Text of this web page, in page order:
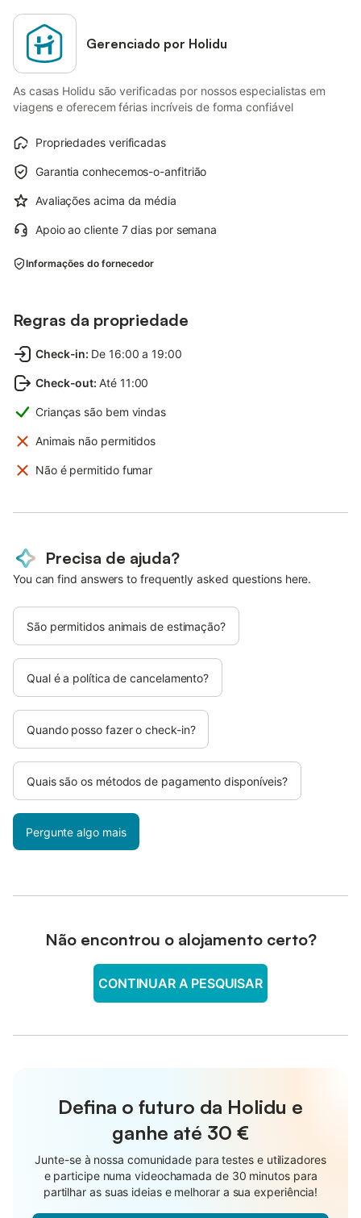
Gerenciado por Holidu
As casas Holidu são verificadas por nossos especialistas em
viagens e oferecem férias incríveis de forma confiável
Propriedades verificadas
Garantia conhecemos-o-anfitrião
Avaliações acima da média
Apoio ao cliente 7 dias por semana
Informações do fornecedor
Regras da propriedade
Check-in: De 16:00 a 19:00
Check-out: Até 11:00
Crianças são bem vindas
Animais não permitidos
Não é permitido fumar
Precisa de ajuda?
You can find answers to frequently asked questions here.
São permitidos animais de estimação?
Qual é a política de cancelamento?
Quando posso fazer o check-in?
Quais são os métodos de pagamento disponíveis?
Pergunte algo mais
Não encontrou o alojamento certo?
CONTINUAR A PESQUISAR
Defina o futuro da Holidu e
ganhe até 30 €
Junte-se à nossa comunidade para testes e utilizadores
e participe numa videochamada de 30 minutos para
partilhar as suas ideias e melhorar a sua experiência!